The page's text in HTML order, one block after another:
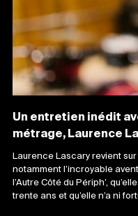
Un entretien inédit
métrage, Laurence
Laurence Lascary revient
notamment l’incroyable
l’Autre Côté du Périph’,
trente ans et qu’elle n’a ni